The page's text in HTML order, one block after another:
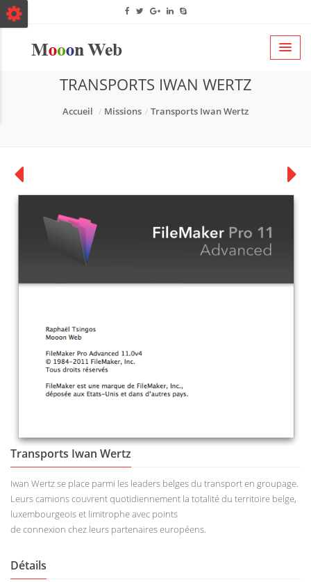
TRANSPORTS IWAN WERTZ
Accueil Missions Transports Iwan Wertz
Transports Iwan Wertz
Iwan Wertz se place parmi les leaders belges du transport en groupage.
Leurs camions couvrent quotidiennement la totalité du territoire belge,
luxembourgeois et limitrophe avec points
de connexion chez leurs partenaires européens.
Détails